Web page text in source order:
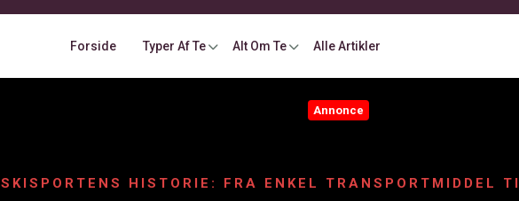
Forside Typer Af Te Alt Om Te Alle Artikler
Annonce
SKISPORTENS HISTORIE: FRA ENKEL TRANSPORTMIDDEL